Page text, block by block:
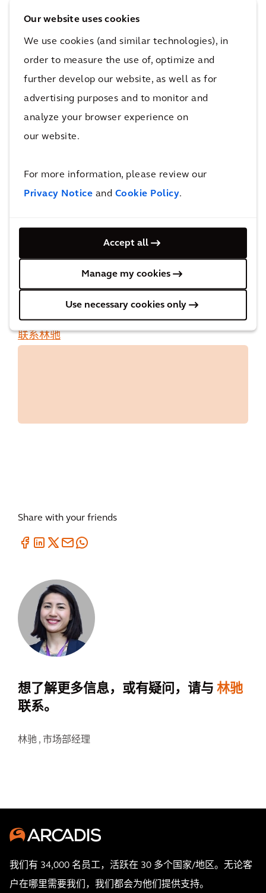
Our website uses cookies
We use cookies (and similar technologies), in
order to measure the use of, optimize and
further develop our website, as well as for
advertising purposes and to monitor and
analyze your browser experience on
our website.
For more information, please review our
Privacy Notice and Cookie Policy.
Accept all
Manage my cookies
Use necessary cookies only
功：
“我们在凯谛思要做的事情太多了，有时很难向客
户展现凯谛思颇具规模的综合能力。ENR Top
150等排名以易于阅读的方式展示了我们业务的
广度。我们的排名表明凯谛思不仅存在于这些领
域，且还拥有领先地位。
我对2023年的可能性更加兴奋，因为2023年，来
自凯谛思IBI和凯谛思DPS的新同事将为凯谛思带
了解有关2022年ENR排名的更多信息
如需了解更多信息，请联系 林驰，市场部经理
联系林驰
Share with your friends
想了解更多信息，或有疑问，请与 林驰
联系。
林驰 , 市场部经理
我们有 34,000 名员工，活跃在 30 多个国家/地区。无论客
户在哪里需要我们，我们都会为他们提供支持。